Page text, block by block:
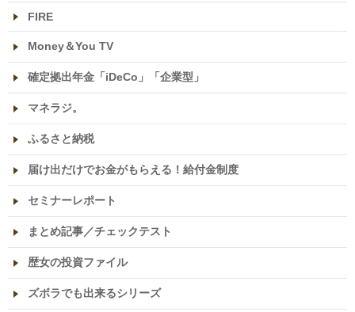
FIRE
Money＆You TV
確定拠出年金「iDeCo」「企業型」
マネラジ。
ふるさと納税
届け出だけでお金がもらえる！給付金制度
セミナーレポート
まとめ記事／チェックテスト
歴女の投資ファイル
ズボラでも出来るシリーズ